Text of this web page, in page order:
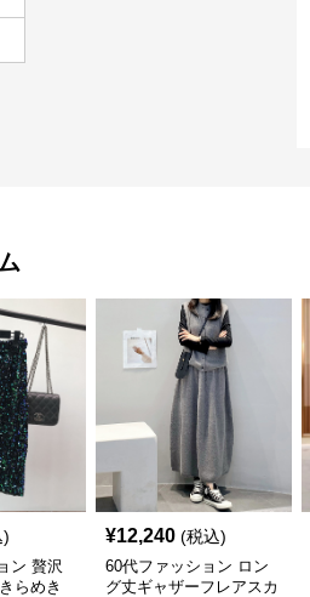
)
ン 贅沢
らめき
¥12,240 (税込)
60代ファッション ロン
グ丈ギャザーフレアスカ